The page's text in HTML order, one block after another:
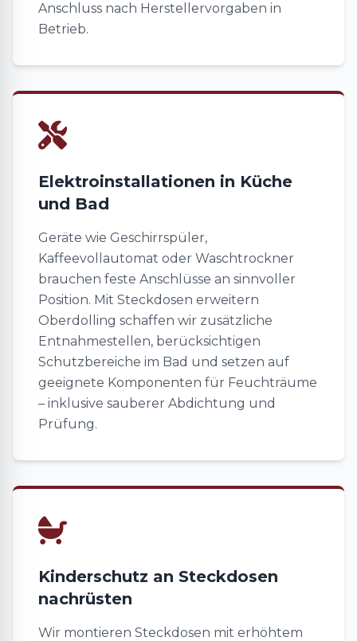
Anschluss nach Herstellervorgaben in
Betrieb.
Elektroinstallationen in Küche
und Bad
Geräte wie Geschirrspüler,
Kaffeevollautomat oder Waschtrockner
brauchen feste Anschlüsse an sinnvoller
Position. Mit Steckdosen erweitern
Oberdolling schaffen wir zusätzliche
Entnahmestellen, berücksichtigen
Schutzbereiche im Bad und setzen auf
geeignete Komponenten für Feuchträume
– inklusive sauberer Abdichtung und
Prüfung.
Kinderschutz an Steckdosen
nachrüsten
Wir montieren Steckdosen mit erhöhtem